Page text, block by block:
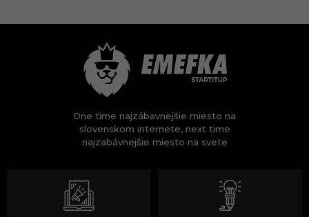
One time najzábavnejšie miesto na
slovenskom internete, next time
najzabávnejšie miesto na svete